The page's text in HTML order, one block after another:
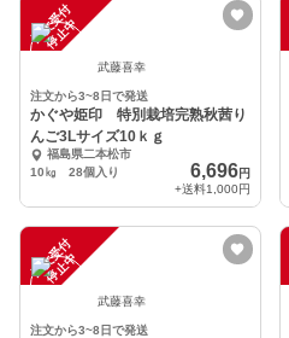
注
文
受
付
停
止
中
武藤喜幸
注文から3~8日で発送
かぐや姫印 特別栽培完熟秋茜り
んご3Lサイズ10ｋｇ
福島県二本松市
10㎏ 28個入り
6,696円
+送料1,000円
注
文
受
付
停
止
中
武藤喜幸
注文から3~8日で発送